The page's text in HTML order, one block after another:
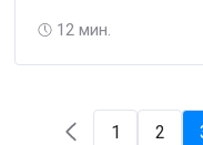
12 мин.
1 2